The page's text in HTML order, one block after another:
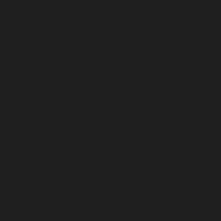
Adam Levine i
Candice Swanepoel
One su imale čast nositi seksi